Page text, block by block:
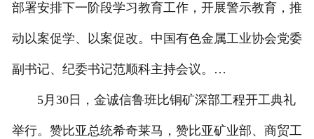
部署安排下一阶段学习教育工作，开展警示教育，推
动以案促学、以案促改。中国有色金属工业协会党委
副书记、纪委书记范顺科主持会议。…
5月30日，金诚信鲁班比铜矿深部工程开工典礼
举行。赞比亚总统希奇莱马，赞比亚矿业部、商贸工